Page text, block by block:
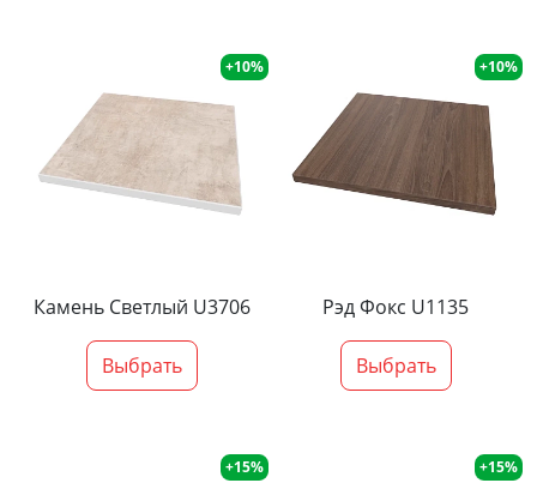
+10%
Камень Светлый U3706
Выбрать
+10%
Рэд Фокс U1135
Выбрать
+15% +15%